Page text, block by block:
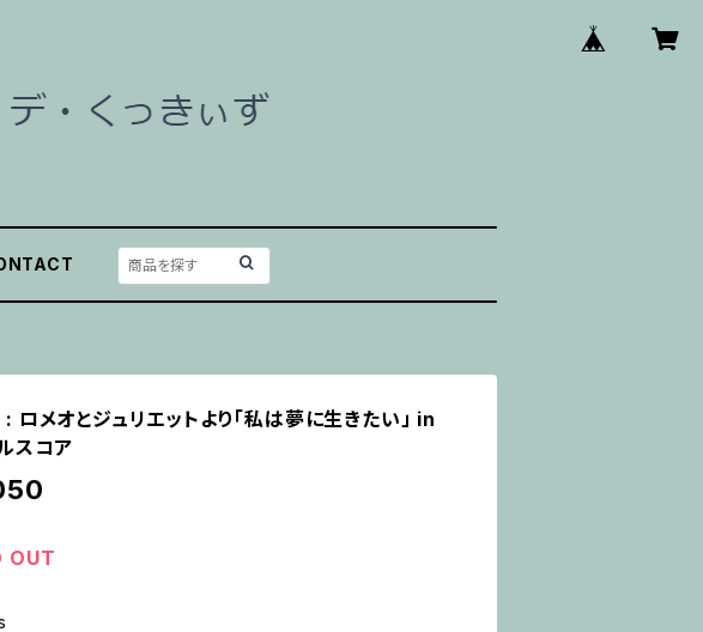
: ロメオとジュリエットより「私は夢に生きたい」 in
スコア
OUT